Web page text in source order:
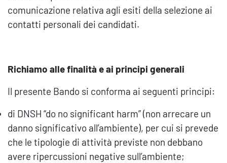
comunicazione relativa agli esiti della selezione ai
contatti personali dei candidati.
Richiamo alle finalità e ai principi generali
Il presente Bando si conforma ai seguenti principi:
di DNSH “do no significant harm” (non arrecare un
danno significativo all’ambiente), per cui si prevede
che le tipologie di attività previste non debbano
avere ripercussioni negative sull’ambiente;